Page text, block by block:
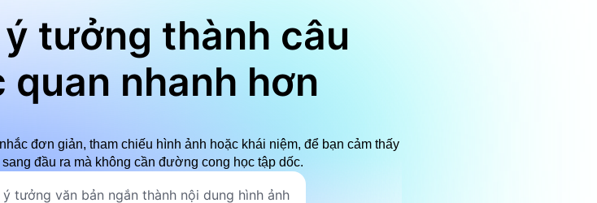
tưởng thành câu
nhanh hơn
đơn giản, tham chiếu hình ảnh hoặc khái niệm, để bạn cảm thấy
đầu ra mà không cần đường cong học tập dốc.